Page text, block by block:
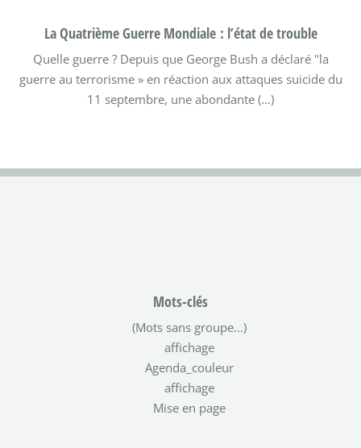
La Quatrième Guerre Mondiale : l’état de trouble
Quelle guerre ? Depuis que George Bush a déclaré "la
guerre au terrorisme » en réaction aux attaques suicide du
11 septembre, une abondante (…)
Mots-clés
(Mots sans groupe...)
affichage
Agenda_couleur
affichage
Mise en page